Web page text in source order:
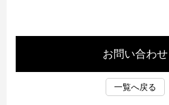
お問い合わせ
一覧へ戻る